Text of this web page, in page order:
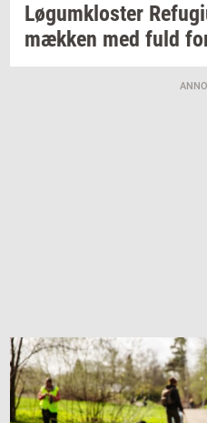
Løgum­klo­ster
mæk­ken med fuld